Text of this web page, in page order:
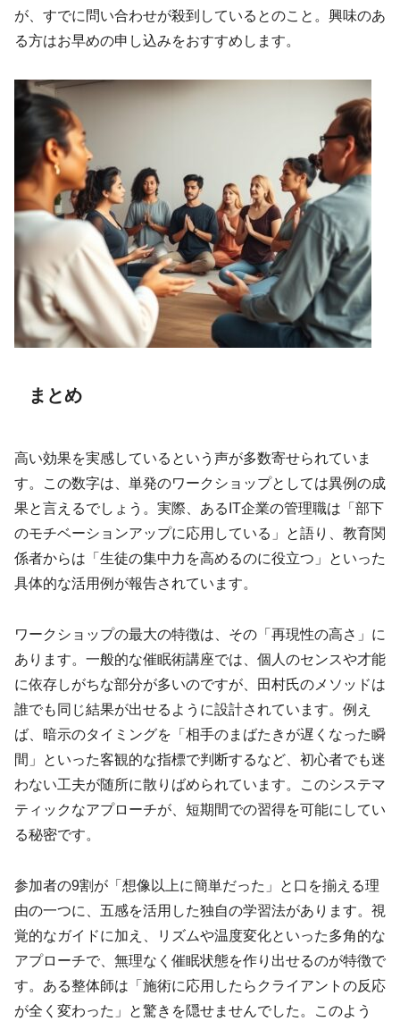
が、すでに問い合わせが殺到しているとのこと。興味のあ
る方はお早めの申し込みをおすすめします。
まとめ
高い効果を実感しているという声が多数寄せられていま
す。この数字は、単発のワークショップとしては異例の成
果と言えるでしょう。実際、あるIT企業の管理職は「部下
のモチベーションアップに応用している」と語り、教育関
係者からは「生徒の集中力を高めるのに役立つ」といった
具体的な活用例が報告されています。
ワークショップの最大の特徴は、その「再現性の高さ」に
あります。一般的な催眠術講座では、個人のセンスや才能
に依存しがちな部分が多いのですが、田村氏のメソッドは
誰でも同じ結果が出せるように設計されています。例え
ば、暗示のタイミングを「相手のまばたきが遅くなった瞬
間」といった客観的な指標で判断するなど、初心者でも迷
わない工夫が随所に散りばめられています。このシステマ
ティックなアプローチが、短期間での習得を可能にしてい
る秘密です。
参加者の9割が「想像以上に簡単だった」と口を揃える理
由の一つに、五感を活用した独自の学習法があります。視
覚的なガイドに加え、リズムや温度変化といった多角的な
アプローチで、無理なく催眠状態を作り出せるのが特徴で
す。ある整体師は「施術に応用したらクライアントの反応
が全く変わった」と驚きを隠せませんでした。このよう